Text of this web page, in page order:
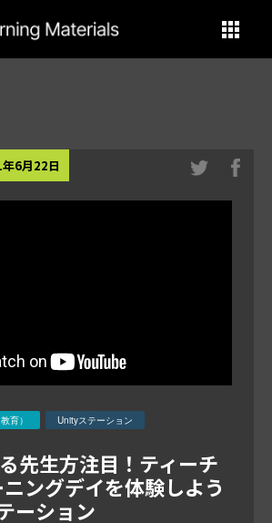
6月22日
育） Unityステーション
先生方注目！ティーチ
ングデイを体験しよう
ーション